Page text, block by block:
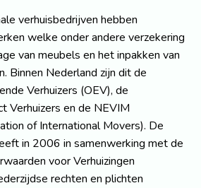
verhuisbedrijven hebben
welke onder andere verzekering
van meubels en het inpakken van
Binnen Nederland zijn dit de
Verhuizers (OEV), de
Verhuizers en de NEVIM
of International Movers). De
in 2006 in samenwerking met de
voor Verhuizingen
rechten en plichten